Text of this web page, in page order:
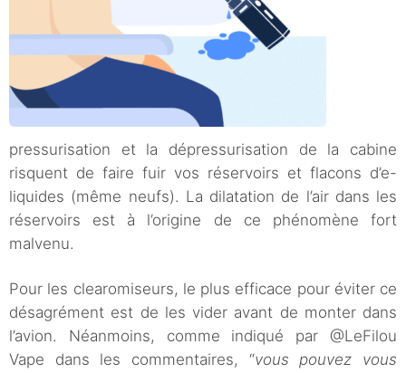
pressurisation et la dépressurisation de la cabine
risquent de faire fuir vos réservoirs et flacons d’e-
liquides (même neufs). La dilatation de l’air dans les
réservoirs est à l’origine de ce phénomène fort
malvenu.
Pour les clearomiseurs, le plus efficace pour éviter ce
désagrément est de les vider avant de monter dans
l’avion. Néanmoins, comme indiqué par @LeFilou
Vape dans les commentaires, “vous pouvez vous